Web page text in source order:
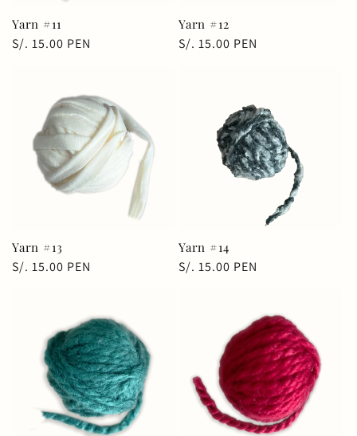
Yarn #11
Precio
S/. 15.00 PEN
Yarn #12
Precio
S/. 15.00 PEN
Yarn #13
Precio
S/. 15.00 PEN
Yarn #14
Precio
S/. 15.00 PEN